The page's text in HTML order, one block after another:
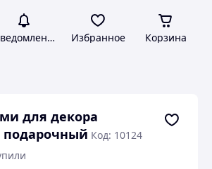
Избранное Корзина
для декора
подарочный Код: 10124